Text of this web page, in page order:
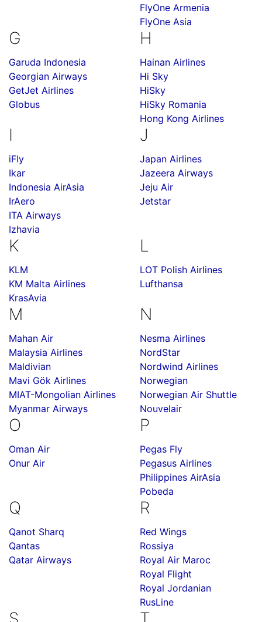
FlyOne Armenia
FlyOne Asia
G
Garuda Indonesia
Georgian Airways
GetJet Airlines
Globus
H
Hainan Airlines
Hi Sky
HiSky
HiSky Romania
Hong Kong Airlines
I
iFly
Ikar
Indonesia AirAsia
IrAero
ITA Airways
Izhavia
J
Japan Airlines
Jazeera Airways
Jeju Air
Jetstar
K
KLM
KM Malta Airlines
KrasAvia
L
LOT Polish Airlines
Lufthansa
M
Mahan Air
Malaysia Airlines
Maldivian
Mavi Gök Airlines
MIAT-Mongolian Airlines
Myanmar Airways
N
Nesma Airlines
NordStar
Nordwind Airlines
Norwegian
Norwegian Air Shuttle
Nouvelair
O
Oman Air
Onur Air
P
Pegas Fly
Pegasus Airlines
Philippines AirAsia
Pobeda
Q
Qanot Sharq
Qantas
Qatar Airways
R
Red Wings
Rossiya
Royal Air Maroc
Royal Flight
Royal Jordanian
RusLine